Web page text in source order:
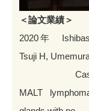
＜論文業績＞
2020年
Tsuji H,
Case
MALT